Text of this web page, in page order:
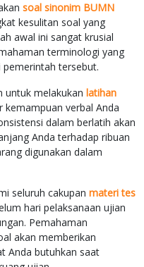
soal sinonim BUMN
kesulitan soal yang
awal ini sangat krusial
terminologi yang
tersebut.
untuk melakukan latihan
kemampuan verbal Anda
dalam berlatih akan
Anda terhadap ribuan
digunakan dalam
seluruh cakupan materi tes
hari pelaksanaan ujian
Pemahaman
akan memberikan
Anda butuhkan saat